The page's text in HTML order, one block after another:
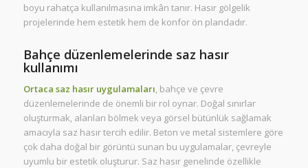
boyu rahatça kullanılmasına imkân tanır. Hasır gölgelik
projelerinde hem estetik hem de konfor ön plandadır.
Bahçe düzenlemelerinde saz hasır
kullanımı
Ortaca saz hasır uygulamaları, bahçe ve çevre
düzenlemelerinde de önemli bir rol oynar. Doğal sınırlar
oluşturmak, alanları bölmek veya görsel bütünlük sağlamak
amacıyla saz hasır tercih edilir. Beton ve metal sistemlere göre
çok daha doğal bir görüntü sunan bu uygulamalar, çevreyle
uyumlu bir estetik oluşturur. Saz hasır genelinde özellikle